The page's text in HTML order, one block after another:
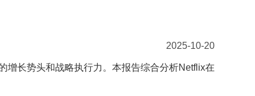
2025-10-20
增长势头和战略执行力。本报告综合分析Netflix在